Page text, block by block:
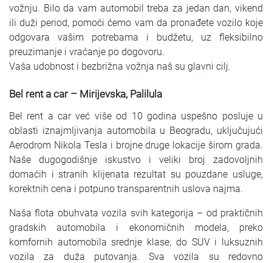
vožnju. Bilo da vam automobil treba za jedan dan, vikend
ili duži period, pomoći ćemo vam da pronađete vozilo koje
odgovara vašim potrebama i budžetu, uz fleksibilno
preuzimanje i vraćanje po dogovoru.
Vaša udobnost i bezbrižna vožnja naš su glavni cilj.
Bel rent a car – Mirijevska, Palilula
Bel rent a car već više od 10 godina uspešno posluje u
oblasti iznajmljivanja automobila u Beogradu, uključujući
Aerodrom Nikola Tesla i brojne druge lokacije širom grada.
Naše dugogodišnje iskustvo i veliki broj zadovoljnih
domaćih i stranih klijenata rezultat su pouzdane usluge,
korektnih cena i potpuno transparentnih uslova najma.
Naša flota obuhvata vozila svih kategorija – od praktičnih
gradskih automobila i ekonomičnih modela, preko
komfornih automobila srednje klase, do SUV i luksuznih
vozila za duža putovanja. Sva vozila su redovno